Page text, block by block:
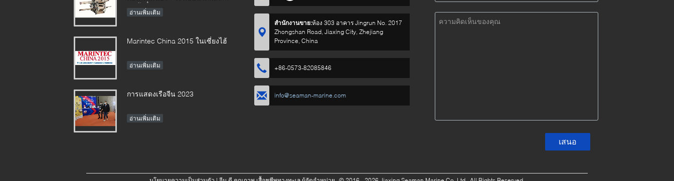
สินค้าอื่น ๆ รวมกัน
อ่านเพิ่มเติม
Marintec China 2015 ในเซี่ยงไฮ้
อ่านเพิ่มเติม
การแสดงเรือจีน 2023
อ่านเพิ่มเติม
สำนักงานขาย:ห้อง 303 อาคาร Jingrun No. 2017
Zhongshan Road, Jiaxing City, Zhejiang
Province, China
+86-0573-82085846
info@seaman-marine.com